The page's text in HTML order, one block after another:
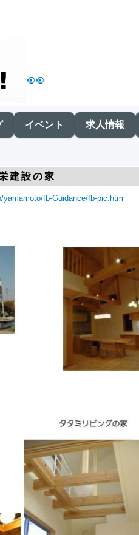
👀
イベント 求人情報
建設の家
yamamoto/fb-Guidance/fb-pic.htm